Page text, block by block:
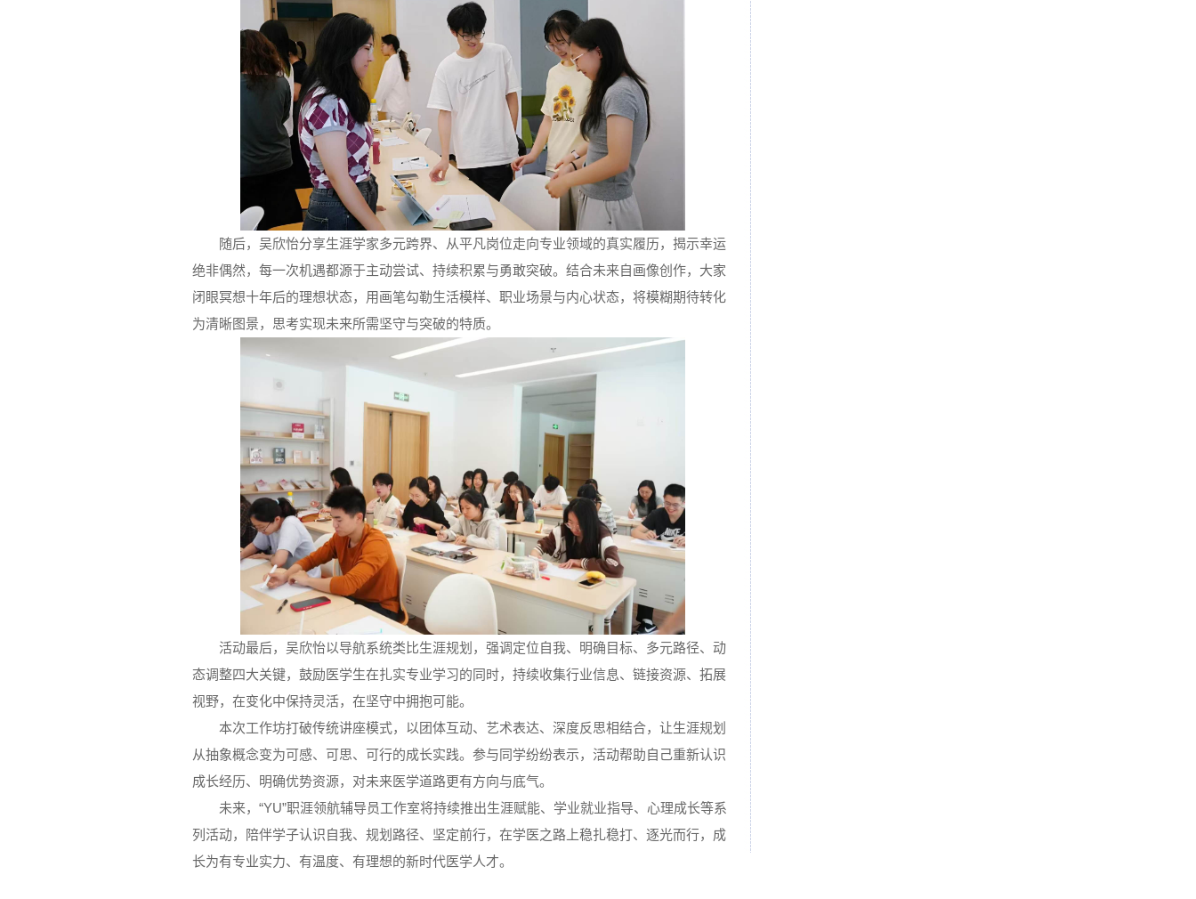
随后，吴欣怡分享生涯学家多元跨界、从平凡岗位走向专业领域的真实履历，揭示幸运
绝非偶然，每一次机遇都源于主动尝试、持续积累与勇敢突破。结合未来自画像创作，大家
闭眼冥想十年后的理想状态，用画笔勾勒生活模样、职业场景与内心状态，将模糊期待转化
为清晰图景，思考实现未来所需坚守与突破的特质。
活动最后，吴欣怡以导航系统类比生涯规划，强调定位自我、明确目标、多元路径、动
态调整四大关键，鼓励医学生在扎实专业学习的同时，持续收集行业信息、链接资源、拓展
视野，在变化中保持灵活，在坚守中拥抱可能。
本次工作坊打破传统讲座模式，以团体互动、艺术表达、深度反思相结合，让生涯规划
从抽象概念变为可感、可思、可行的成长实践。参与同学纷纷表示，活动帮助自己重新认识
成长经历、明确优势资源，对未来医学道路更有方向与底气。
未来，“YU”职涯领航辅导员工作室将持续推出生涯赋能、学业就业指导、心理成长等系
列活动，陪伴学子认识自我、规划路径、坚定前行，在学医之路上稳扎稳打、逐光而行，成
长为有专业实力、有温度、有理想的新时代医学人才。